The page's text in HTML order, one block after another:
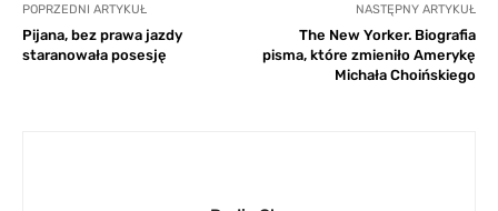
POPRZEDNI ARTYKUŁ
Pijana, bez prawa jazdy
staranowała posesję
NASTĘPNY ARTYKUŁ
The New Yorker. Biografia
pisma, które zmieniło Amerykę
Michała Choińskiego